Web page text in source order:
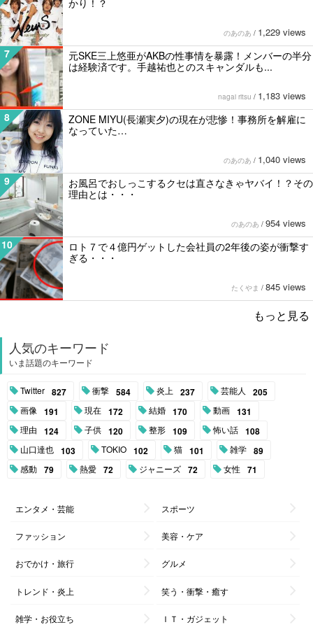
かり！？
のあのあ / 1,229 views
7
元SKE三上悠亜がAKBの性事情を暴露！メンバーの半分
は経験済です。手越祐也とのスキャンダルも...
nagai ritsu / 1,183 views
8
ZONE MIYU(長瀬実夕)の現在が悲惨！事務所を解雇に
なっていた…
のあのあ / 1,040 views
9
お風呂でおしっこするクセは直さなきゃヤバイ！？その
理由とは・・・
のあのあ / 954 views
10
ロト７で４億円ゲットした会社員の2年後の姿が衝撃す
ぎる・・・
たくやま / 845 views
もっと見る
人気のキーワード
いま話題のキーワード
Twitter 827 衝撃 584 炎上 237 芸能人 205
画像 191 現在 172 結婚 170 動画 131
理由 124 子供 120 整形 109 怖い話 108
山口達也 103 TOKIO 102 猫 101 雑学 89
感動 79 熱愛 72 ジャニーズ 72 女性 71
エンタメ・芸能 スポーツ
ファッション 美容・ケア
おでかけ・旅行 グルメ
トレンド・炎上 笑う・衝撃・癒す
雑学・お役立ち ＩＴ・ガジェット